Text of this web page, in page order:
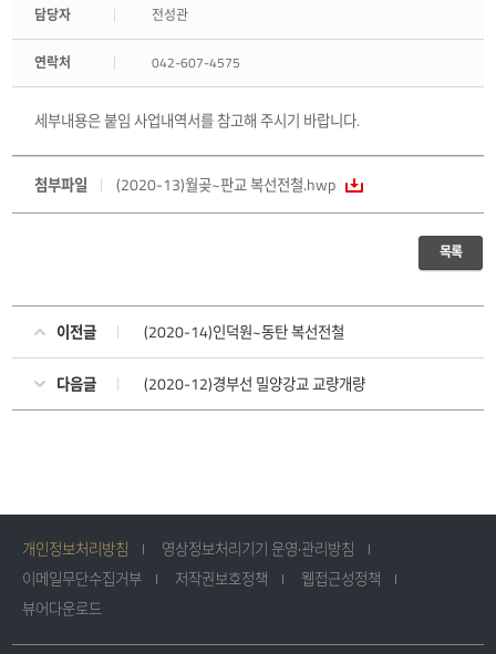
담당자 전성관
연락처 042-607-4575
세부내용은 붙임 사업내역서를 참고해 주시기 바랍니다.
첨부파일 (2020-13)월곶~판교 복선전철.hwp
목록
이전글 (2020-14)인덕원~동탄 복선전철
다음글 (2020-12)경부선 밀양강교 교량개량
개인정보처리방침
영상정보처리기기 운영·관리방침
이메일무단수집거부
저작권보호정책
웹접근성정책
뷰어다운로드